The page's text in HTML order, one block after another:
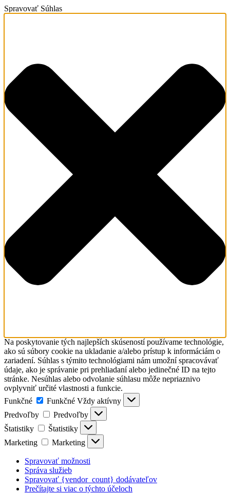
Spravovať Súhlas
Na poskytovanie tých najlepších skúseností používame technológie,
ako sú súbory cookie na ukladanie a/alebo prístup k informáciám o
zariadení. Súhlas s týmito technológiami nám umožní spracovávať
údaje, ako je správanie pri prehliadaní alebo jedinečné ID na tejto
stránke. Nesúhlas alebo odvolanie súhlasu môže nepriaznivo
ovplyvniť určité vlastnosti a funkcie.
Funkčné
Funkčné Vždy aktívny
Predvoľby
Predvoľby
Štatistiky
Štatistiky
Marketing
Marketing
Spravovať možnosti
Správa služieb
Spravovať {vendor_count} dodávateľov
Prečítajte si viac o týchto účeloch